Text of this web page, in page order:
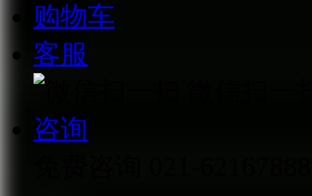
购物车
客服
咨询